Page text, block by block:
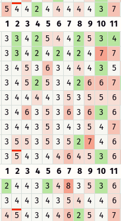
5 4 4 2 4 4 4 4 4 3
7
1 2 3 4 5 6 7 8 9 10 11
3 3 4 2 5 4 4 2 5 3
4
3 3 4 2 4 2 4 2 4 7
7
3 4 5 3 6 3 4 4 4 3
5
3 4 5 2 5 3 4 2 6 6
7
3 4 4 4 4 3 5 3 5 5
6
3 4 6 3 5 3 6 3 6 3
6
3 4 4 3 5 3 4 3 5 4
7
3 5 5 3 5 3 5 2 7 4
6
3 5 4 3 4 4 6 4 5 3
6
1 2 3 4 5 6 7 8 9 10 11
2 4 4 3 3 4 8 3 5 3
6
3 4 4 3 4 3 5 4 4 4
6
4 5 4 3 4 4 6 2 5 4
7